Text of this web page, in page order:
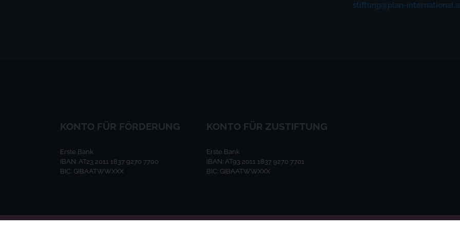
stiftung@plan-
KONTO FÜR FÖRDERUNG
Erste Bank
IBAN: AT23 2011 1837 9270 7700
BIC: GIBAATWWXXX
KONTO FÜR ZUSTIFTUNG
Erste Bank
IBAN: AT93 2011 1837 9270 7701
BIC: GIBAATWWXXX